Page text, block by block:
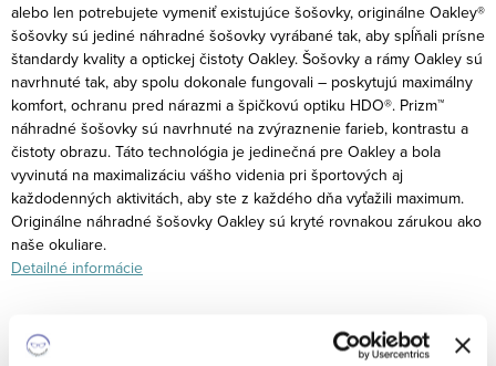
alebo len potrebujete vymeniť existujúce šošovky, originálne Oakley®
šošovky sú jediné náhradné šošovky vyrábané tak, aby spĺňali prísne
štandardy kvality a optickej čistoty Oakley. Šošovky a rámy Oakley sú
navrhnuté tak, aby spolu dokonale fungovali – poskytujú maximálny
komfort, ochranu pred nárazmi a špičkovú optiku HDO®. Prizm™
náhradné šošovky sú navrhnuté na zvýraznenie farieb, kontrastu a
čistoty obrazu. Táto technológia je jedinečná pre Oakley a bola
vyvinutá na maximalizáciu vášho videnia pri športových aj
každodenných aktivitách, aby ste z každého dňa vyťažili maximum.
Originálne náhradné šošovky Oakley sú kryté rovnakou zárukou ako
naše okuliare.
Detailné informácie